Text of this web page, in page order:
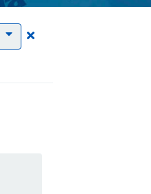
Clic para borrar el filtro